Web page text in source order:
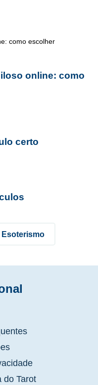
online: como
certo
do Tarot